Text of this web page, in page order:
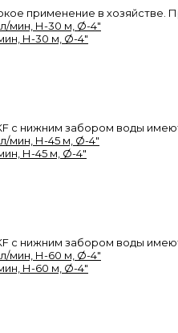
применение в хозяйстве.
Н-30 м, Ø-4"
нижним забором воды
Н-45 м, Ø-4"
нижним забором воды
Н-60 м, Ø-4"